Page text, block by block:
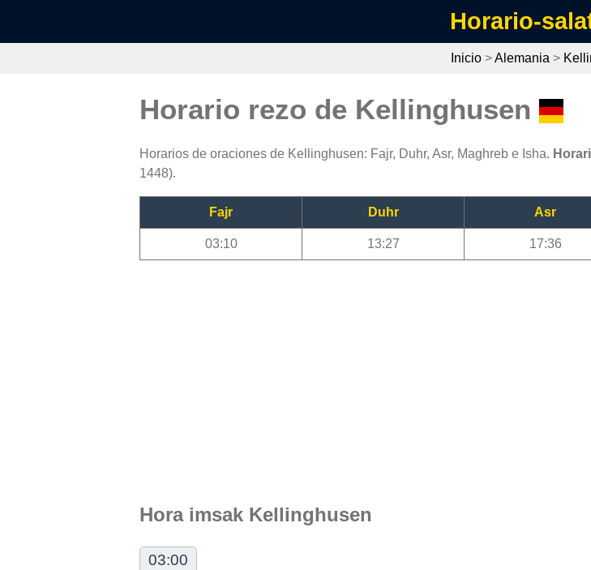
Horario-
Inicio>Alemania >
Horario rezo de Kellinghusen
Horarios de oraciones de Kellinghusen: Fajr, Duhr, Asr, Maghreb e Isha.
1448).
Fajr Duhr Asr
03:10 13:27 17:36
Hora imsak Kellinghusen
03:00